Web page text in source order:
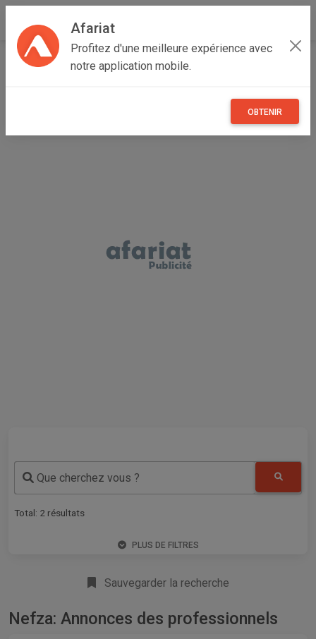
Afariat
Profitez d'une meilleure expérience avec
notre application mobile.
OBTENIR
Accueil Recherche Professionnel
Que cherchez vous ?
Total: 2 résultats
PLUS DE FILTRES
Sauvegarder la recherche
Nefza: Annonces des professionnels